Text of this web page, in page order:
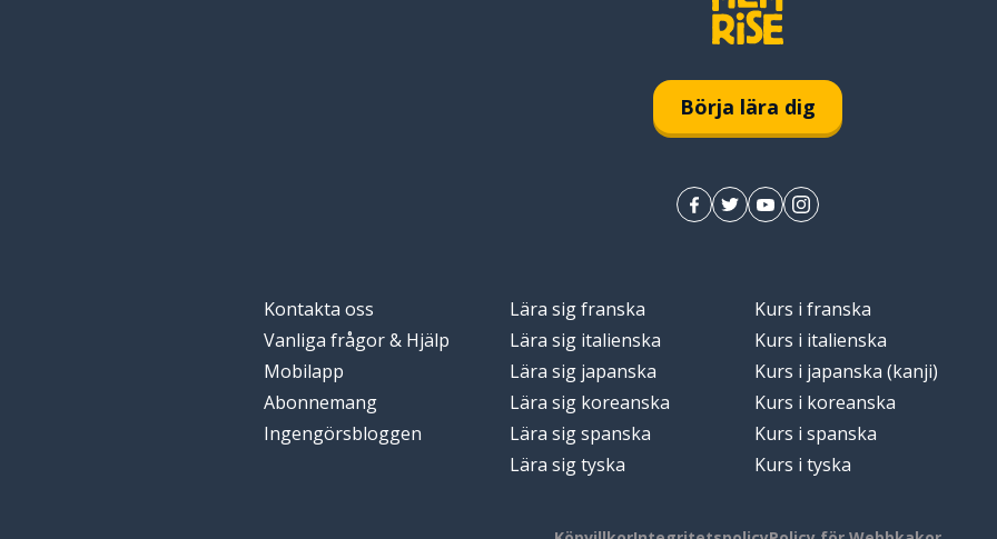
Börja lära dig
Kontakta oss
Vanliga frågor & Hjälp
Mobilapp
Abonnemang
Ingengörsbloggen
Lära sig franska
Lära sig italienska
Lära sig japanska
Lära sig koreanska
Lära sig spanska
Lära sig tyska
Kurs i franska
Kurs i italienska
Kurs i japanska (kanji)
Kurs i koreanska
Kurs i spanska
Kurs i tyska